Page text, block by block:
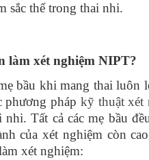
sắc thể trong thai nhi.
làm xét nghiệm NIPT?
bầu khi mang thai luôn
phương pháp kỹ thuật xét
nhi. Tất cả các mẹ bầu
của xét nghiệm còn
xét nghiệm: